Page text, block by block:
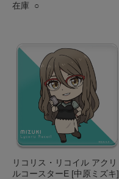
在庫 ○
リコリス・リコイル アクリ
ルコースターE [中原ミズキ]